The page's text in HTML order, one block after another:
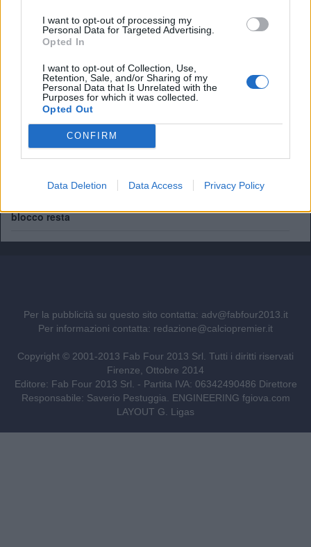
I want to opt-out of processing my
Personal Data for Targeted Advertising.
Opted In
I want to opt-out of Collection, Use,
Retention, Sale, and/or Sharing of my
Personal Data that Is Unrelated with the
Purposes for which it was collected.
Opted Out
CONFIRM
Data Deletion Data Access Privacy Policy
Il Napoli pensa a Gabriel Jesus. Ma quanto costa il
brasiliano?
Vinicius resta al Real Madrid: il rinnovo stronca i sogni
dell'Arsenal
Ufficiale. l'Everton prende Norgaard dall'Arsenal. Cifre e
Il Real Madrid rilancia per Vinicius: pronta la nuova offerta
blocco resta
Per la pubblicità su questo sito contatta: adv@fabfour2013.it
Per informazioni contatta: redazione@calciopremier.it
Copyright © 2001-2013 Fab Four 2013 Srl. Tutti i diritti riservati
Firenze, Ottobre 2014
Editore: Fab Four 2013 Srl. - Partita IVA: 06342490486 Direttore
Responsabile: Saverio Pestuggia. ENGINEERING fgiova.com
LAYOUT G. Ligas